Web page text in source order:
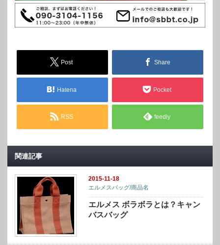
Post Share
Hatena Pocket
RSS feedly
関連記事
2015-11-18
エルメスバッグ/商品名
エルメス ボラボラとは？キャン
バスバッグ